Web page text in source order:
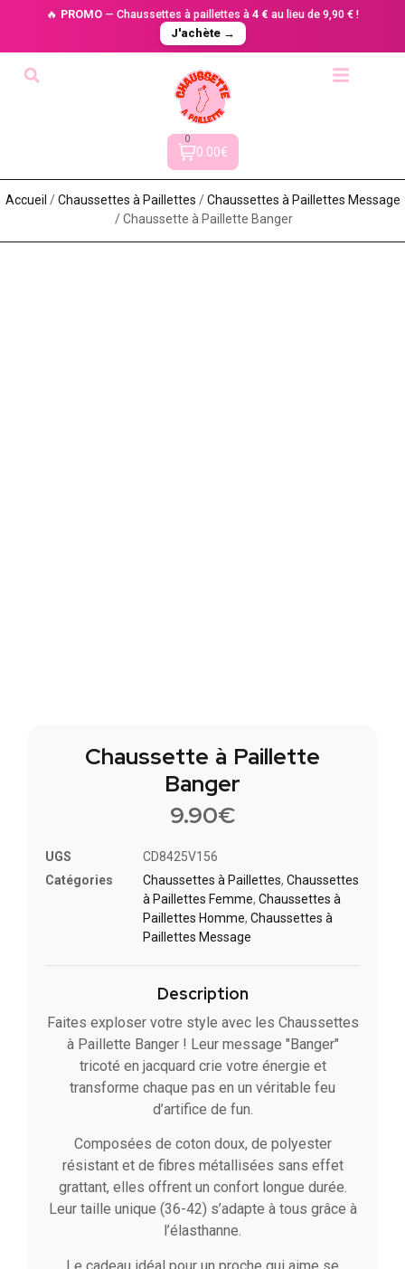
🔥 PROMO — Chaussettes à paillettes à 4 € au lieu de 9,90 € !
J'achète →
0
0.00€
Accueil /Chaussettes à Paillette​s /Chaussettes à Paillettes Message​
/ Chaussette à Paillette Banger
Chaussette à Paillette
Banger
9.90€
UGS
CD8425V156
Catégories
Chaussettes à Paillette​s, Chaussettes
à Paillettes Femme, Chaussettes à
Paillettes Homme, Chaussettes à
Paillettes Message​
Description
Faites exploser votre style avec les Chaussettes
à Paillette Banger ! Leur message "Banger"
tricoté en jacquard crie votre énergie et
transforme chaque pas en un véritable feu
d’artifice de fun.
Composées de coton doux, de polyester
résistant et de fibres métallisées sans effet
grattant, elles offrent un confort longue durée.
Leur taille unique (36-42) s’adapte à tous grâce à
l’élasthanne.